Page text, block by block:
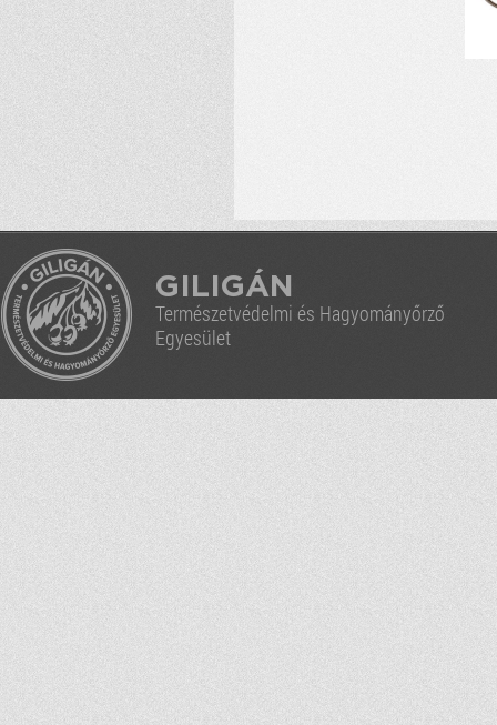
GILIGÁN
Természetvédelmi és Hagyományőrző
Egyesület